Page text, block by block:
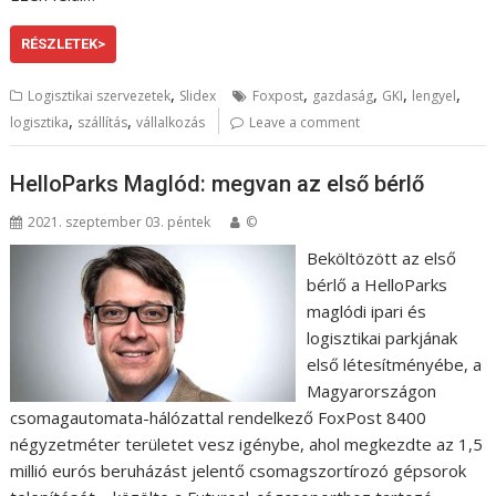
RÉSZLETEK>
Logisztikai szervezetek, Slidex Foxpost, gazdaság, GKI, lengyel,
logisztika, szállítás,vállalkozás Leave a comment
HelloParks Maglód: megvan az első bérlő
2021. szeptember 03. péntek ©
Beköltözött az első
bérlő a HelloParks
maglódi ipari és
logisztikai parkjának
első létesítményébe, a
Magyarországon
csomagautomata-hálózattal rendelkező FoxPost 8400
négyzetméter területet vesz igénybe, ahol megkezdte az 1,5
millió eurós beruházást jelentő csomagszortírozó gépsorok